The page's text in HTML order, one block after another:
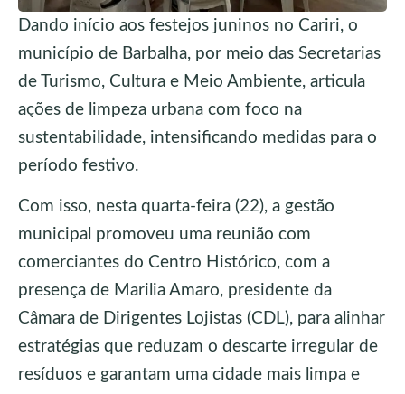
Dando início aos festejos juninos no Cariri, o
município de Barbalha, por meio das Secretarias
de Turismo, Cultura e Meio Ambiente, articula
ações de limpeza urbana com foco na
sustentabilidade, intensificando medidas para o
período festivo.
Com isso, nesta quarta-feira (22), a gestão
municipal promoveu uma reunião com
comerciantes do Centro Histórico, com a
presença de Marilia Amaro, presidente da
Câmara de Dirigentes Lojistas (CDL), para alinhar
estratégias que reduzam o descarte irregular de
resíduos e garantam uma cidade mais limpa e